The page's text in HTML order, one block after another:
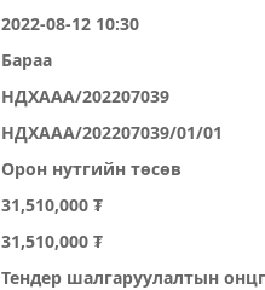
2022-08-12 10:30
Бараа
НДХААА/202207039
НДХААА/202207039/01/01
Орон нутгийн төсөв
31,510,000 ₮
31,510,000 ₮
Тендер шалгаруулалтын